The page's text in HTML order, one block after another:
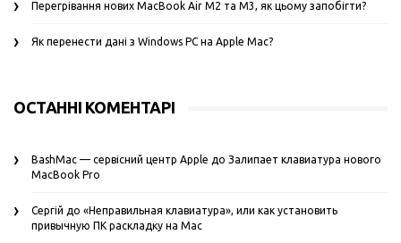
Перегрівання нових MacBook Air M2 та M3, як цьому запобігти?
Як перенести дані з Windows PC на Apple Mac?
ОСТАННІ КОМЕНТАРІ
BashMac — сервісний центр Apple до Залипает клавиатура нового
MacBook Pro
Сергій до «Неправильная клавиатура», или как установить
привычную ПК раскладку на Mac